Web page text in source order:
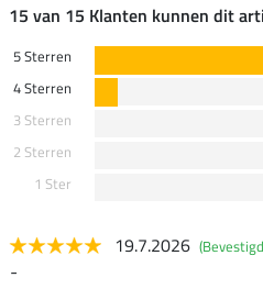
15 van 15 Klanten kunnen dit
5 Sterren
4 Sterren
3 Sterren
2 Sterren
1 Ster
19.7.2026
-